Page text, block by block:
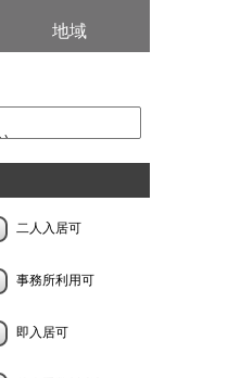
地域
二人入居可
事務所利用可
即入居可